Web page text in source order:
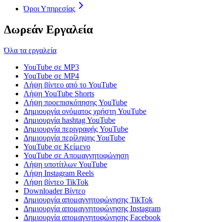
Όροι Υπηρεσίας
Δωρεάν Εργαλεία
Όλα τα εργαλεία
YouTube σε MP3
YouTube σε MP4
Λήψη βίντεο από το YouTube
Λήψη YouTube Shorts
Λήψη προεπισκόπησης YouTube
Δημιουργία ονόματος χρήστη YouTube
Δημιουργία hashtag YouTube
Δημιουργία περιγραφής YouTube
Δημιουργία περίληψης YouTube
YouTube σε Κείμενο
YouTube σε Απομαγνητοφώνηση
Λήψη υποτίτλων YouTube
Λήψη Instagram Reels
Λήψη βίντεο TikTok
Downloader Βίντεο
Δημιουργία απομαγνητοφώνησης TikTok
Δημιουργία απομαγνητοφώνησης Instagram
Δημιουργία απομαγνητοφώνησης Facebook